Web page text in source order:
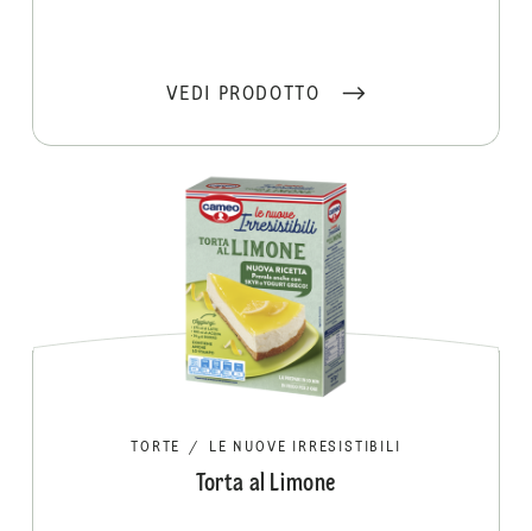
VEDI PRODOTTO
TORTE / LE NUOVE IRRESISTIBILI
Torta al Limone